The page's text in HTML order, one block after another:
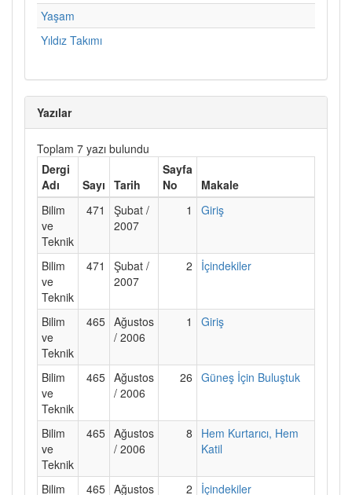
Yaşam
Yıldız Takımı
Yazılar
Toplam 7 yazı bulundu
Dergi
Adı
Sayı Tarih
Sayfa
No
Makale
Bilim
ve
Teknik
471
Şubat /
2007
1 Giriş
Bilim
ve
Teknik
471
Şubat /
2007
2 İçindekiler
Bilim
ve
Teknik
465 Ağustos
/ 2006
1 Giriş
Bilim
ve
Teknik
465 Ağustos
/ 2006
26 Güneş İçin Buluştuk
Bilim
ve
Teknik
465 Ağustos
/ 2006
8
Hem Kurtarıcı, Hem
Katil
Bilim 465 Ağustos 2 İçindekiler